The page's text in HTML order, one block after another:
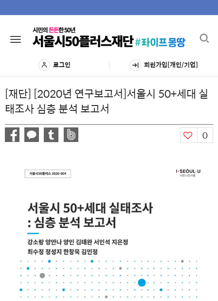
Toggle
navigation
로그인 회원가입[개인/기업]
[재단] [2020년 연구보고서]서울시 50+세대 실
태조사 심층 분석 보고서
0